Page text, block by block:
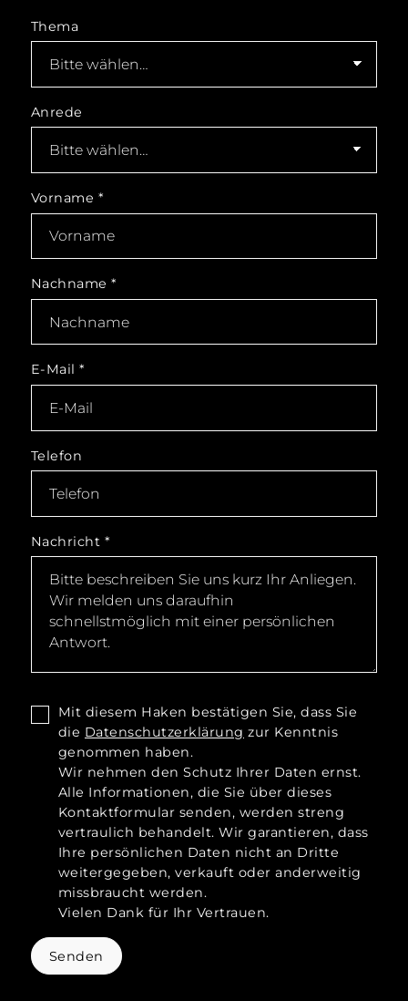
Thema
Anrede
Vorname *
Nachname*
E-Mail*
Telefon
Nachricht *
Mit diesem Haken bestätigen Sie, dass Sie
die Datenschutzerklärung zur Kenntnis
genommen haben.
Wir nehmen den Schutz Ihrer Daten ernst.
Alle Informationen, die Sie über dieses
Kontaktformular senden, werden streng
vertraulich behandelt. Wir garantieren, dass
Ihre persönlichen Daten nicht an Dritte
weitergegeben, verkauft oder anderweitig
missbraucht werden.
Vielen Dank für Ihr Vertrauen.
Senden